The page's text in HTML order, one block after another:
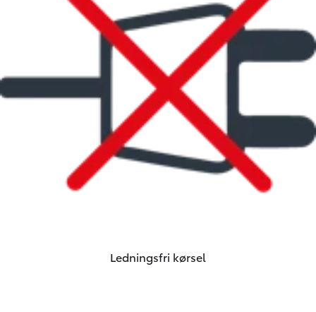
Ledningsfri kørsel